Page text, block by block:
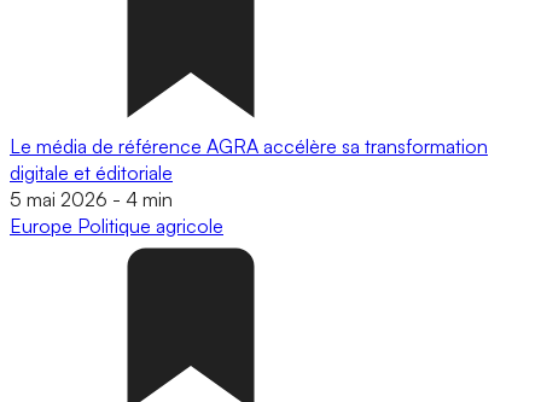
Le média de référence AGRA accélère sa transformation
digitale et éditoriale
5 mai 2026 - 4 min
Europe Politique agricole